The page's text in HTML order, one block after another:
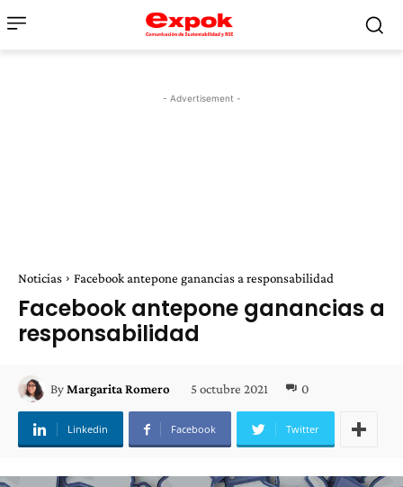
- Advertisement -
Noticias Facebook antepone ganancias a responsabilidad
Facebook antepone ganancias a
responsabilidad
ByMargarita Romero 5 octubre 2021 0
Linkedin Facebook Twitter